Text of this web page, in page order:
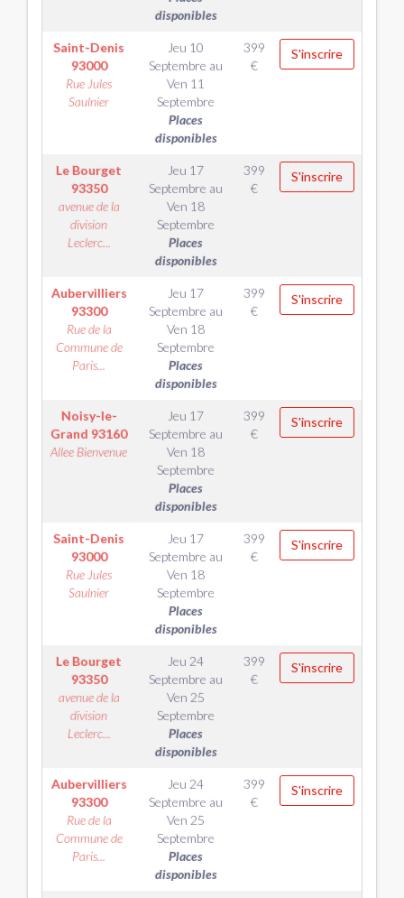
disponibles
Saint-Denis
93000
Rue Jules
Saulnier
Jeu 10
Septembre au
Ven 11
Septembre
Places
disponibles
399
€
S'inscrire
Le Bourget
93350
avenue de la
division
Leclerc...
Jeu 17
Septembre au
Ven 18
Septembre
Places
disponibles
399
€
S'inscrire
Aubervilliers
93300
Rue de la
Commune de
Paris...
Jeu 17
Septembre au
Ven 18
Septembre
Places
disponibles
399
€
S'inscrire
Noisy-le-
Grand 93160
Allee Bienvenue
Jeu 17
Septembre au
Ven 18
Septembre
Places
disponibles
399
€
S'inscrire
Saint-Denis
93000
Rue Jules
Saulnier
Jeu 17
Septembre au
Ven 18
Septembre
Places
disponibles
399
€
S'inscrire
Le Bourget
93350
avenue de la
division
Leclerc...
Jeu 24
Septembre au
Ven 25
Septembre
Places
disponibles
399
€
S'inscrire
Aubervilliers
93300
Rue de la
Commune de
Paris...
Jeu 24
Septembre au
Ven 25
Septembre
Places
disponibles
399
€
S'inscrire